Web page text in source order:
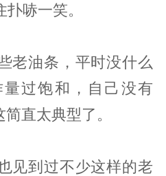
哧一笑。
老油条，平时没什么
过饱和，自己没有
直太典型了。
见到过不少这样的老